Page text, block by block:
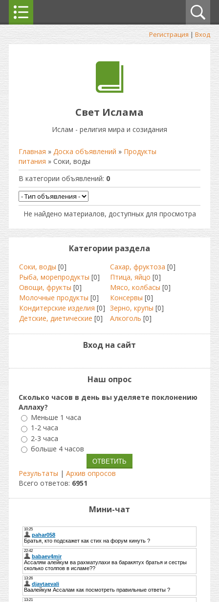
Регистрация | Вход
Свет Ислама
Ислам - религия мира и созидания
Главная » Доска объявлений » Продукты
питания » Соки, воды
В категории объявлений: 0
Не найдено материалов, доступных для просмотра
Категории раздела
Соки, воды [0] Сахар, фруктоза [0]
Рыба, морепродукты [0] Птица, яйцо [0]
Овощи, фрукты [0] Мясо, колбасы [0]
Молочные продукты [0] Консервы [0]
Кондитерские изделия [0] Зерно, крупы [0]
Детские, диетические [0] Алкоголь [0]
Вход на сайт
Наш опрос
Сколько часов в день вы уделяете поклонению
Аллаху?
Меньше 1 часа
1-2 часа
2-3 часа
больше 4 часов
Результаты | Архив опросов
Всего ответов: 6951
Мини-чат